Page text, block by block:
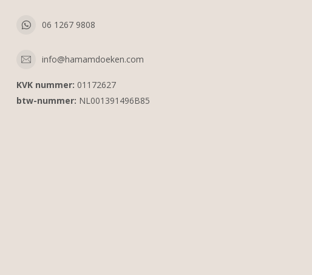
06 1267 9808
info@hamamdoeken.com
KVK nummer: 01172627
btw-nummer: NL001391496B85